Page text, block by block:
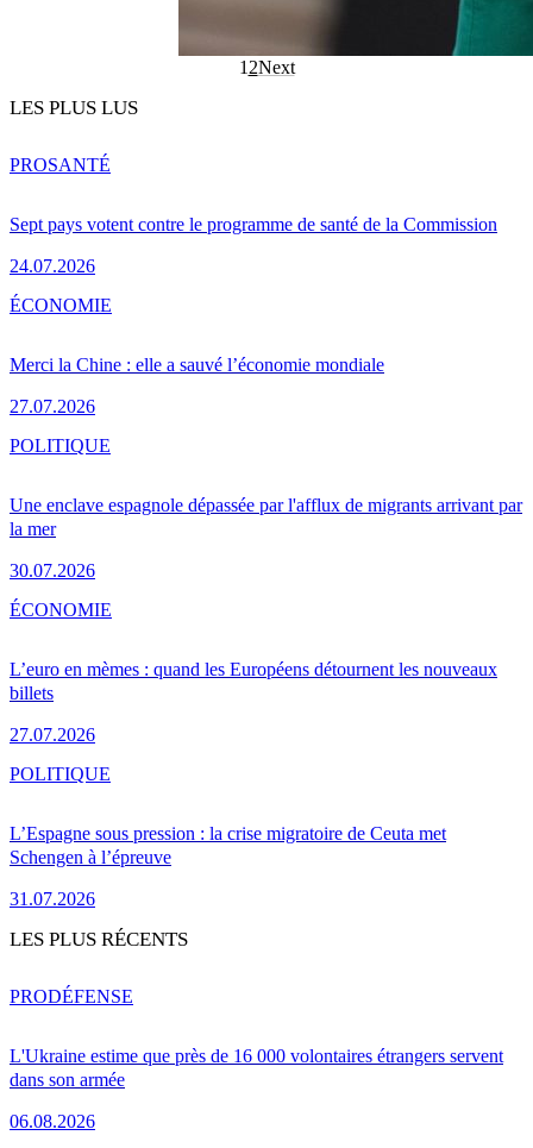
1 2Next
LES PLUS LUS
Sept pays votent contre le programme de santé de la Commission
24.07.2026
PROSANTÉ
Merci la Chine : elle a sauvé l’économie mondiale
27.07.2026
ÉCONOMIE
Une enclave espagnole dépassée par l'afflux de migrants arrivant par
la mer
30.07.2026
POLITIQUE
L’euro en mèmes : quand les Européens détournent les nouveaux
billets
27.07.2026
ÉCONOMIE
L’Espagne sous pression : la crise migratoire de Ceuta met
Schengen à l’épreuve
31.07.2026
POLITIQUE
LES PLUS RÉCENTS
L'Ukraine estime que près de 16 000 volontaires étrangers servent
dans son armée
06.08.2026
PRODÉFENSE